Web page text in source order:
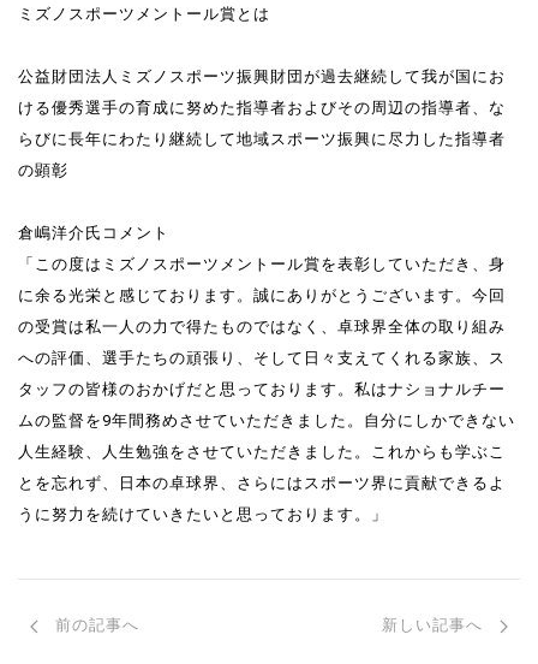
ミズノスポーツメントール賞とは
公益財団法人ミズノスポーツ振興財団が過去継続して我が国にお
ける優秀選手の育成に努めた指導者およびその周辺の指導者、な
らびに長年にわたり継続して地域スポーツ振興に尽力した指導者
の顕彰
倉嶋洋介氏コメント
「この度はミズノスポーツメントール賞を表彰していただき、身
に余る光栄と感じております。誠にありがとうございます。今回
の受賞は私一人の力で得たものではなく、卓球界全体の取り組み
への評価、選手たちの頑張り、そして日々支えてくれる家族、ス
タッフの皆様のおかげだと思っております。私はナショナルチー
ムの監督を9年間務めさせていただきました。自分にしかできない
人生経験、人生勉強をさせていただきました。これからも学ぶこ
とを忘れず、日本の卓球界、さらにはスポーツ界に貢献できるよ
うに努力を続けていきたいと思っております。」
前の記事へ 新しい記事へ